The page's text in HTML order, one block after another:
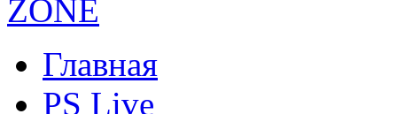
Главная
PS Live